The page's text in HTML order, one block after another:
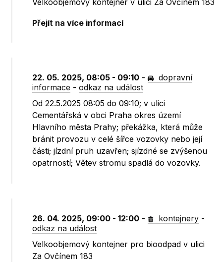
Velkoobjemový kontejner v ulici Za Ovčínem 183
Přejít na více informací
22. 05. 2025, 08:05 - 09:10 -
dopravní
informace -odkaz na událost
Od 22.5.2025 08:05 do 09:10; v ulici
Cementářská v obci Praha okres území
Hlavního města Prahy; překážka, která může
bránit provozu v celé šířce vozovky nebo její
části; jízdní pruh uzavřen; sjízdné se zvýšenou
opatrností; Větev stromu spadlá do vozovky.
26. 04. 2025, 09:00 - 12:00 - kontejnery -
odkaz na událost
Velkoobjemový kontejner pro bioodpad v ulici
Za Ovčínem 183